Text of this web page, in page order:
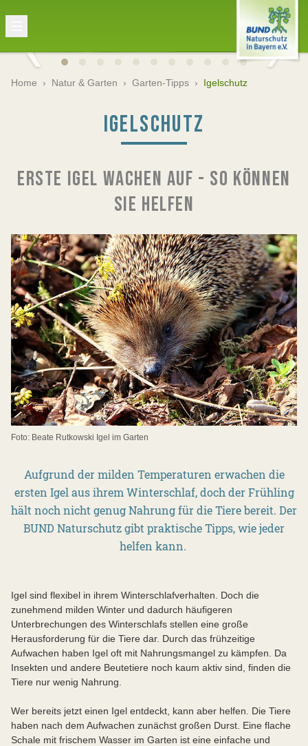
Home › Natur & Garten › Garten-Tipps › Igelschutz
IGELSCHUTZ
ERSTE IGEL WACHEN AUF - SO KÖNNEN
SIE HELFEN
Foto: Beate Rutkowski Igel im Garten
Aufgrund der milden Temperaturen erwachen die
ersten Igel aus ihrem Winterschlaf, doch der Frühling
hält noch nicht genug Nahrung für die Tiere bereit. Der
BUND Naturschutz gibt praktische Tipps, wie jeder
helfen kann.
Igel sind flexibel in ihrem Winterschlafverhalten. Doch die
zunehmend milden Winter und dadurch häufigeren
Unterbrechungen des Winterschlafs stellen eine große
Herausforderung für die Tiere dar. Durch das frühzeitige
Aufwachen haben Igel oft mit Nahrungsmangel zu kämpfen. Da
Insekten und andere Beutetiere noch kaum aktiv sind, finden die
Tiere nur wenig Nahrung.
Wer bereits jetzt einen Igel entdeckt, kann aber helfen. Die Tiere
haben nach dem Aufwachen zunächst großen Durst. Eine flache
Schale mit frischem Wasser im Garten ist eine einfache und